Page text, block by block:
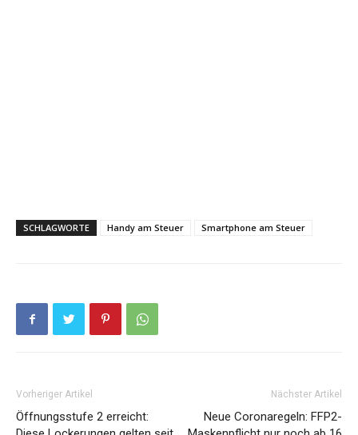
SCHLAGWORTE Handy am Steuer Smartphone am Steuer
Vorheriger Artikel
Öffnungsstufe 2 erreicht:
Nächster Artikel
Neue Coronaregeln: FFP2-